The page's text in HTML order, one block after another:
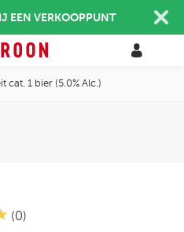
EEN VERKOOPPUNT
cat. 1 bier (5.0% Alc.)
(0)